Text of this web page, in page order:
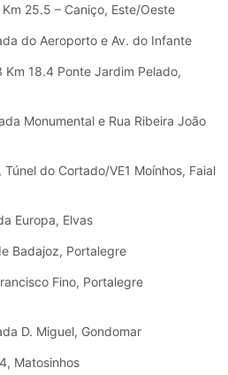
25.5 – Caniço, Este/Oeste
do Aeroporto e Av. do Infante
18.4 Ponte Jardim Pelado,
Monumental e Rua Ribeira João
do Cortado/VE1 Moínhos, Faial
Europa, Elvas
Badajoz, Portalegre
Fino, Portalegre
D. Miguel, Gondomar
Matosinhos